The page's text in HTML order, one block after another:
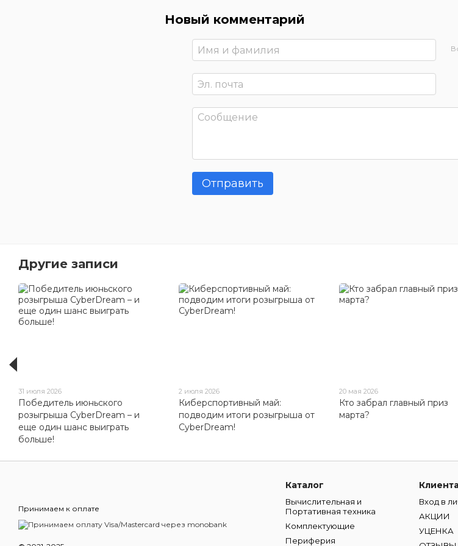
Новый комментарий
Отправить
Другие записи
31 июля 2026
Победитель июньского
розыгрыша CyberDream – и
еще один шанс выиграть
больше!
2 июля 2026
Киберспортивный май:
подводим итоги розыгрыша от
CyberDream!
20 мая 2026
Кто забрал главный приз
марта?
Принимаем к оплате
Каталог
Вычислительная и
Портативная техника
Комплектующие
Периферия
Вход в
АКЦИИ
УЦЕНКА